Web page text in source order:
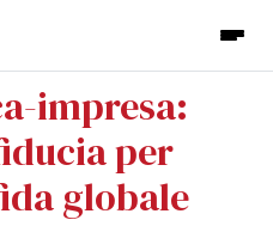
impresa:
per
globale